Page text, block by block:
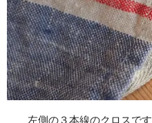
左側の３本線のクロスです